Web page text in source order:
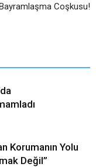
Coşkusu!
Korumanın Yolu
Değil”